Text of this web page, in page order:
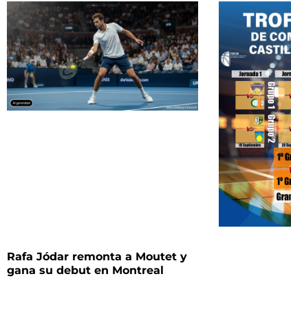
Rafa Jódar remonta a Moutet y
gana su debut en Montreal